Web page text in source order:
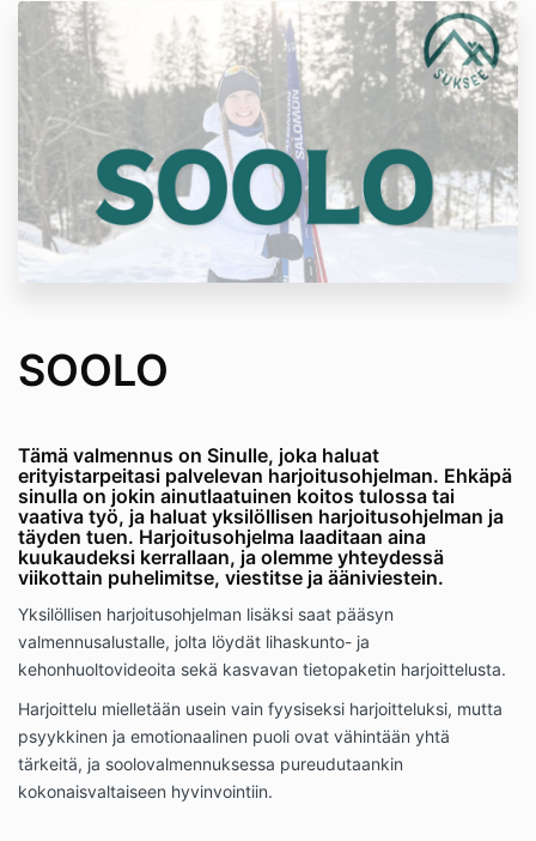
SOOLO
Tämä valmennus on Sinulle, joka haluat
erityistarpeitasi palvelevan harjoitusohjelman. Ehkäpä
sinulla on jokin ainutlaatuinen koitos tulossa tai
vaativa työ, ja haluat yksilöllisen harjoitusohjelman ja
täyden tuen. Harjoitusohjelma laaditaan aina
kuukaudeksi kerrallaan, ja olemme yhteydessä
viikottain puhelimitse, viestitse ja ääniviestein.
Yksilöllisen harjoitusohjelman lisäksi saat pääsyn
valmennusalustalle, jolta löydät lihaskunto- ja
kehonhuoltovideoita sekä kasvavan tietopaketin harjoittelusta.
Harjoittelu mielletään usein vain fyysiseksi harjoitteluksi, mutta
psyykkinen ja emotionaalinen puoli ovat vähintään yhtä
tärkeitä, ja soolovalmennuksessa pureudutaankin
kokonaisvaltaiseen hyvinvointiin.